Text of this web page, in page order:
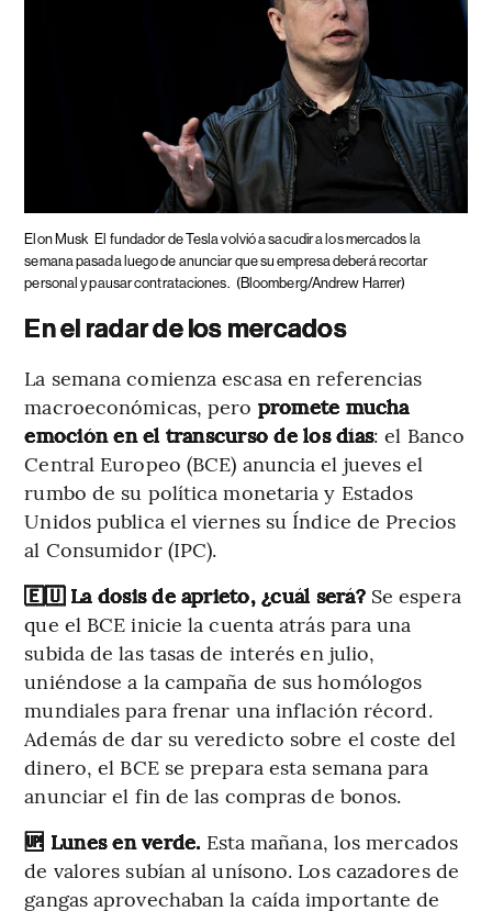
Elon Musk El fundador de Tesla volvió a sacudir a los mercados la
semana pasada luego de anunciar que su empresa deberá recortar
personal y pausar contrataciones. (Bloomberg/Andrew Harrer)
En el radar de los mercados
La semana comienza escasa en referencias
macroeconómicas, pero promete mucha
emoción en el transcurso de los días: el Banco
Central Europeo (BCE) anuncia el jueves el
rumbo de su política monetaria y Estados
Unidos publica el viernes su Índice de Precios
al Consumidor (IPC).
🇪🇺 La dosis de aprieto, ¿cuál será?Se espera
que el BCE inicie la cuenta atrás para una
subida de las tasas de interés en julio,
uniéndose a la campaña de sus homólogos
mundiales para frenar una inflación récord.
Además de dar su veredicto sobre el coste del
dinero, el BCE se prepara esta semana para
anunciar el fin de las compras de bonos.
🆙 Lunes en verde. Esta mañana, los mercados
de valores subían al unísono. Los cazadores de
gangas aprovechaban la caída importante de